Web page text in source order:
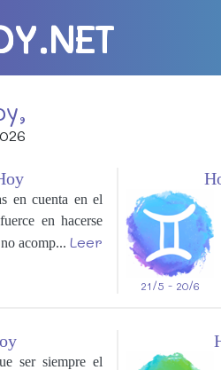
en cuenta en el
en hacerse
acomp... Leer
21/5 - 20/6
ser siempre el